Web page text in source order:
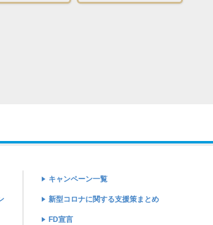
キャンペーン一覧
新型コロナに関する支援策まとめ
FD宣言